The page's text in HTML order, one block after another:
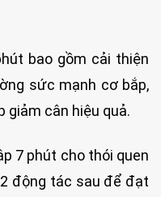
bao gồm cải thiện
sức mạnh cơ bắp,
cân hiệu quả.
7 phút cho thói quen
động tác sau để đạt